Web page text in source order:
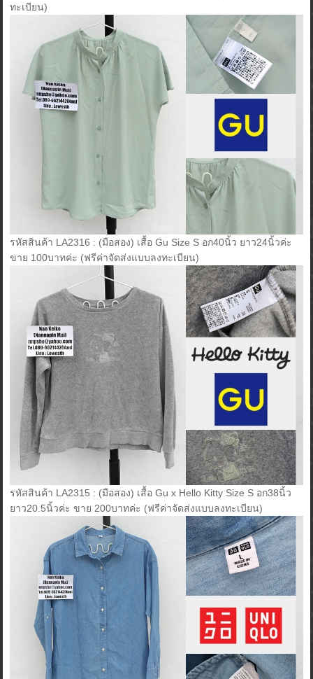
ทะเบียน)
รหัสสินค้า LA2316 : (มือสอง) เสื้อ Gu Size S อก40นิ้ว ยาว24นิ้วค่ะ
ขาย 100บาทค่ะ (ฟรีค่าจัดส่งแบบลงทะเบียน)
รหัสสินค้า LA2315 : (มือสอง) เสื้อ Gu x Hello Kitty Size S อก38นิ้ว
ยาว20.5นิ้วค่ะ ขาย 200บาทค่ะ (ฟรีค่าจัดส่งแบบลงทะเบียน)